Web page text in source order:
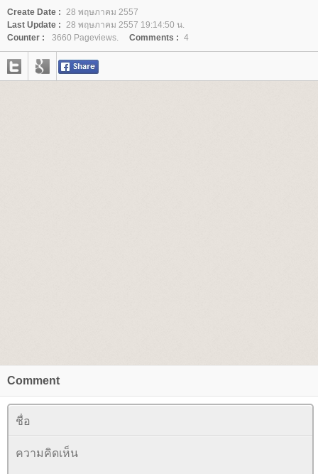
Create Date : 28 พฤษภาคม 2557
Last Update : 28 พฤษภาคม 2557 19:14:50 น.
Counter :
3660 Pageviews. Comments : 4
Comment